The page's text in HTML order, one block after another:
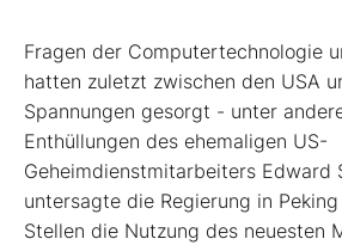
Fragen der Computertechnologie
hatten zuletzt zwischen den USA
Spannungen gesorgt - unter
Enthüllungen des ehemaligen US-
Geheimdienstmitarbeiters Edward
untersagte die Regierung in
Stellen die Nutzung des neuesten